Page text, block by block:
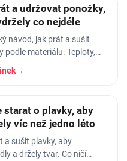
a udržovat ponožky,
co nejdéle
návod, jak prát a sušit
podle materiálu. Teploty,
sušička, žehlení. Vyhnete se
trhání a ztrátě tvaru.
→
starat o plavky, aby
víc než jedno léto
a sušit plavky, aby
a držely tvar. Co ničí